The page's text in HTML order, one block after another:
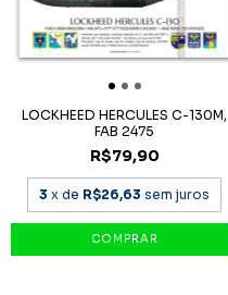
LOCKHEED HERCULES C-130M,
FAB 2475
R$79,90
3 x de R$26,63 sem juros